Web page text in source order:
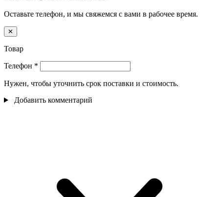
Оставьте телефон, и мы свяжемся с вами в рабочее время.
✕
Товар
Телефон *
Нужен, чтобы уточнить срок поставки и стоимость.
Добавить комментарий